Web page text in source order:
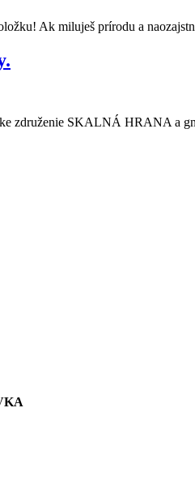
Ak miluješ prírodu a
združenie SKALNÁ HRANA a